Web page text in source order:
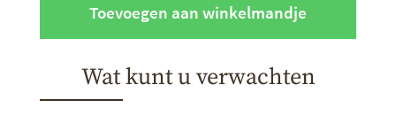
Toevoegen aan winkelmandje
Wat kunt u verwachten